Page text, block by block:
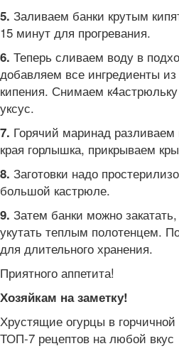
5. Заливаем банки крутым
15 минут для прогревания.
6. Теперь сливаем воду в
добавляем все ингредиенты
кипения. Снимаем
уксус.
7. Горячий маринад
края горлышка, прикрываем
8. Заготовки надо
большой кастрюле.
9. Затем банки можно
укутать теплым полотенцем.
для длительного хранения.
Приятного аппетита!
Хозяйкам на заметку!
Хрустящие огурцы в
ТОП-7 рецептов на любой вкус